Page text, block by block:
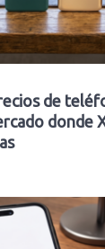
de
donde